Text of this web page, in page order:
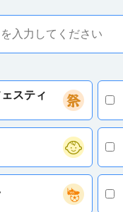
スティ